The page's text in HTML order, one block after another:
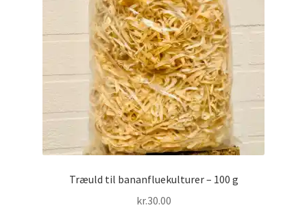
Træuld til bananfluekulturer – 100 g
kr.30.00